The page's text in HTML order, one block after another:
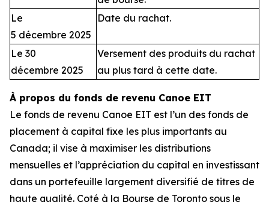
Le
5 décembre 2025
Date du rachat.
Le 30
décembre 2025
Versement des produits du rachat
au plus tard à cette date.
À propos du fonds de revenu Canoe EIT
Le fonds de revenu Canoe EIT est l’un des fonds de
placement à capital fixe les plus importants au
Canada; il vise à maximiser les distributions
mensuelles et l’appréciation du capital en investissant
dans un portefeuille largement diversifié de titres de
haute qualité. Coté à la Bourse de Toronto sous le